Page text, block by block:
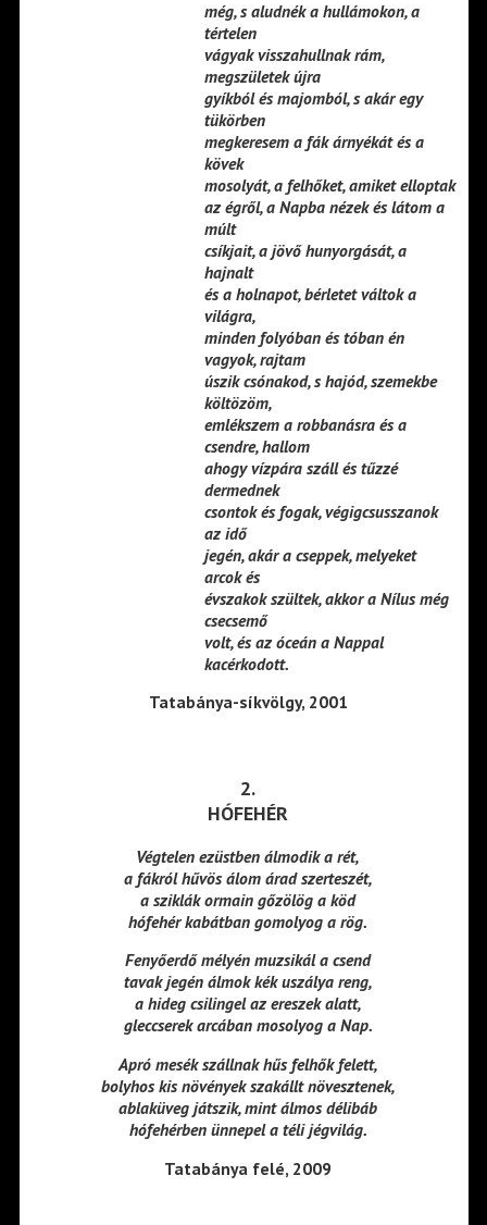
még, s aludnék a hullámokon, a
tértelen
vágyak visszahullnak rám,
megszületek újra
gyíkból és majomból, s akár egy
tükörben
megkeresem a fák árnyékát és a
kövek
mosolyát, a felhőket, amiket elloptak
az égről, a Napba nézek és látom a
múlt
csíkjait, a jövő hunyorgását, a
hajnalt
és a holnapot, bérletet váltok a
világra,
minden folyóban és tóban én
vagyok, rajtam
úszik csónakod, s hajód, szemekbe
költözöm,
emlékszem a robbanásra és a
csendre, hallom
ahogy vízpára száll és tűzzé
dermednek
csontok és fogak, végigcsusszanok
az idő
jegén, akár a cseppek, melyeket
arcok és
évszakok szültek, akkor a Nílus még
csecsemő
volt, és az óceán a Nappal
kacérkodott.
Tatabánya-síkvölgy, 2001
2.
HÓFEHÉR
Végtelen ezüstben álmodik a rét,
a fákról hűvös álom árad szerteszét,
a sziklák ormain gőzölög a köd
hófehér kabátban gomolyog a rög.
Fenyőerdő mélyén muzsikál a csend
tavak jegén álmok kék uszálya reng,
a hideg csilingel az ereszek alatt,
gleccserek arcában mosolyog a Nap.
Apró mesék szállnak hűs felhők felett,
bolyhos kis növények szakállt növesztenek,
ablaküveg játszik, mint álmos délibáb
hófehérben ünnepel a téli jégvilág.
Tatabánya felé, 2009